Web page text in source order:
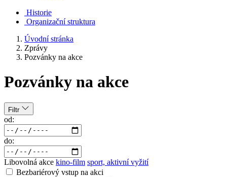
Historie
Organizační struktura
Úvodní stránka
Zprávy
Pozvánky na akce
Pozvánky na akce
Filtr
od:
do:
Libovolná akce kino-film sport, aktivní vyžití
Bezbariérový vstup na akci